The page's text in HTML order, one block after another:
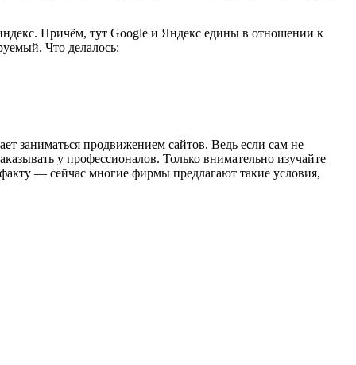
Причём, тут Google и Яндекс едины в отношении к
Что делалось:
заниматься продвижением сайтов. Ведь если сам не
у профессионалов. Только внимательно изучайте
— сейчас многие фирмы предлагают такие условия,